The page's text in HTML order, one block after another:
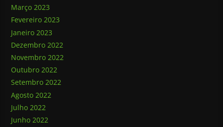
Março 2023
Fevereiro 2023
Janeiro 2023
Dezembro 2022
Novembro 2022
Outubro 2022
Setembro 2022
Agosto 2022
Julho 2022
Junho 2022